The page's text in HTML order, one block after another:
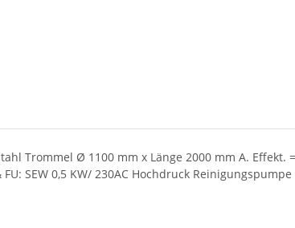
Trommel Ø 1100 mm x Länge 2000 mm A.
SEW 0,5 KW/ 230AC Hochdruck